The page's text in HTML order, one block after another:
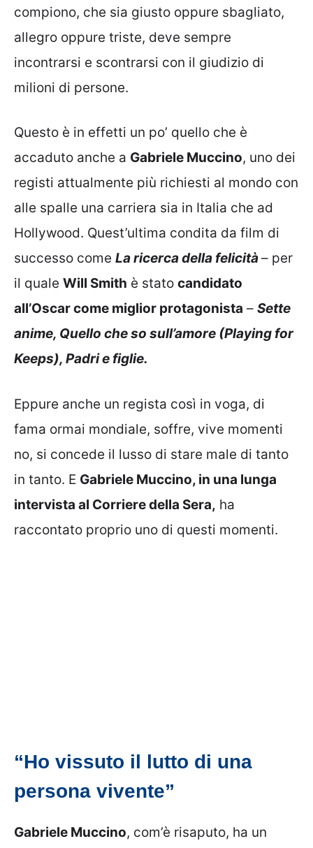
compiono, che sia giusto oppure sbagliato,
allegro oppure triste, deve sempre
incontrarsi e scontrarsi con il giudizio di
milioni di persone.
Questo è in effetti un po’ quello che è
accaduto anche a Gabriele Muccino, uno dei
registi attualmente più richiesti al mondo con
alle spalle una carriera sia in Italia che ad
Hollywood. Quest’ultima condita da film di
successo come La ricerca della felicità– per
il quale Will Smith è stato candidato
all’Oscar come miglior protagonista – Sette
anime, Quello che so sull’amore (Playing for
Keeps), Padri e figlie.
Eppure anche un regista così in voga, di
fama ormai mondiale, soffre, vive momenti
no, si concede il lusso di stare male di tanto
in tanto. E Gabriele Muccino, in una lunga
intervista al Corriere della Sera, ha
raccontato proprio uno di questi momenti.
“Ho vissuto il lutto di una
persona vivente”
Gabriele Muccino, com’è risaputo, ha un